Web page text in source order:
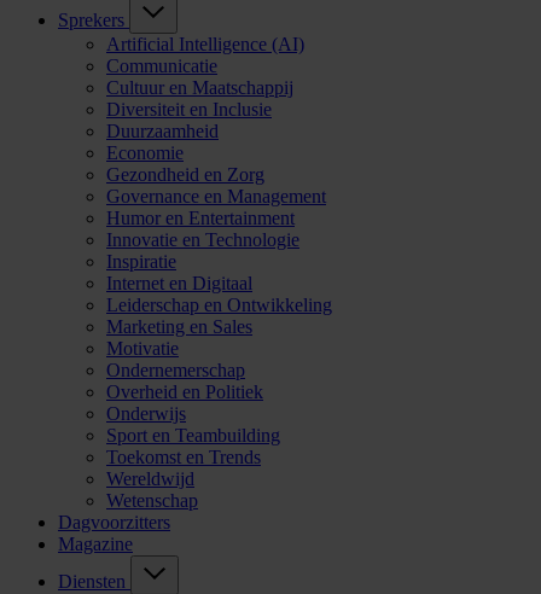
Sprekers
Artificial Intelligence (AI)
Communicatie
Cultuur en Maatschappij
Diversiteit en Inclusie
Duurzaamheid
Economie
Gezondheid en Zorg
Governance en Management
Humor en Entertainment
Innovatie en Technologie
Inspiratie
Internet en Digitaal
Leiderschap en Ontwikkeling
Marketing en Sales
Motivatie
Ondernemerschap
Overheid en Politiek
Onderwijs
Sport en Teambuilding
Toekomst en Trends
Wereldwijd
Wetenschap
Dagvoorzitters
Magazine
Diensten